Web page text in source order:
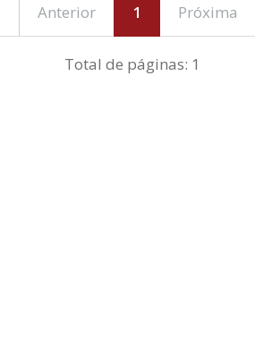
Anterior 1 Próxima
Total de páginas: 1